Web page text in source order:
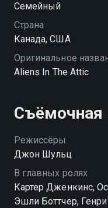
Семейный
Страна
Канада, США
Оригинальное
Aliens In The Attic
Съёмочная
Режиссёры
Джон Шульц
В главных ролях
Картер Дженкинс,
Эшли Боттчер,